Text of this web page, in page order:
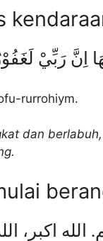
اِنَّ رَبِّيْ
rurrohiym.
dan
اكبر،